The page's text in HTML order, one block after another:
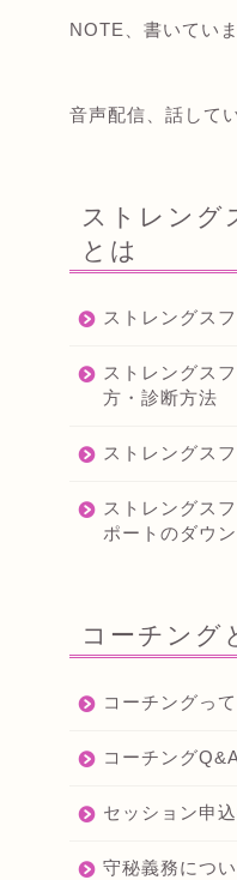
NOTE、書いていま
音声配信、話して
ストレング
とは
ストレングス
ストレングス
方・診断方法
ストレングス
ストレングス
ポートのダウ
コーチング
コーチングっ
コーチング
セッション申
守秘義務につ